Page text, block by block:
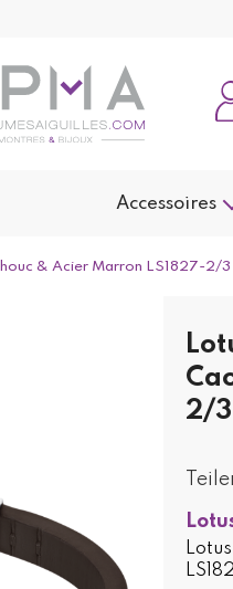
Accessoires
& Acier Marron LS1827-2/3
2/3